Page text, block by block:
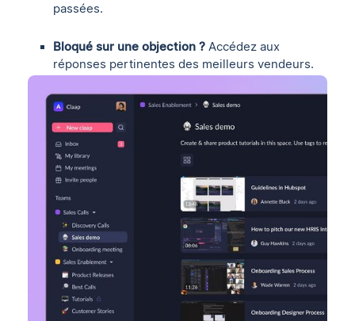
passées.
Bloqué sur une objection ? Accédez aux
réponses pertinentes des meilleurs vendeurs.